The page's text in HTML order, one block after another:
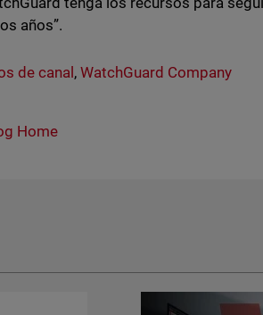
años”.
de canal ,WatchGuard Company
Home